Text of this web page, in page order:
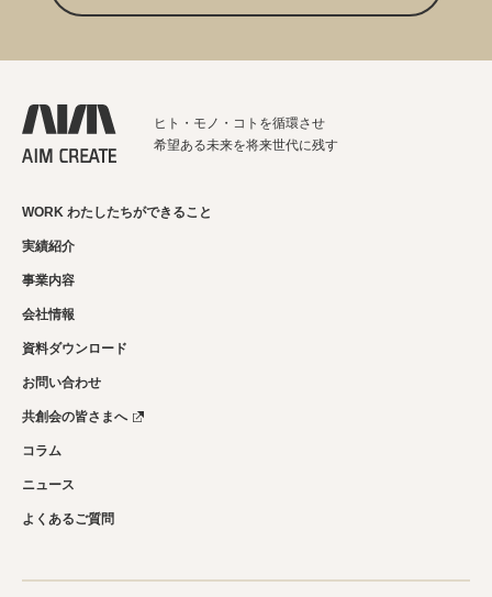
ヒト・モノ・コトを循環させ
希望ある未来を将来世代に残す
WORK わたしたちができること
実績紹介
事業内容
会社情報
資料ダウンロード
お問い合わせ
共創会の皆さまへ
コラム
ニュース
よくあるご質問